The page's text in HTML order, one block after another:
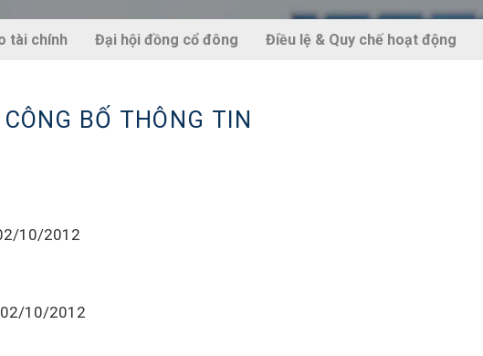
tài chính Đại hội đồng cổ đông Điều lệ & Quy chế hoạt động
CÔNG BỐ THÔNG TIN
10/2012
02/10/2012